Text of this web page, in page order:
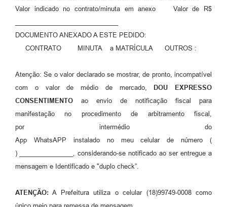
Valor indicado no contrato/minuta em anexo Valor de R$
DOCUMENTO ANEXADO A ESTE PEDIDO:
CONTRATO MINUTA a MATRÍCULA OUTROS :
Atenção: Se o valor declarado se mostrar, de pronto, incompatível
com o valor de médio de mercado, DOU EXPRESSO
CONSENTIMENTO ao envio de notificação fiscal para
manifestação no procedimento de arbitramento fiscal,
por intermédio do
App WhatsAPP instalado no meu celular de número (
)
considerando-se notificado ao ser entregue a
mensagem e Identificado e "duplo check”.
ATENÇÃO: A Prefeitura utiliza o celular (18)99749-0008 como